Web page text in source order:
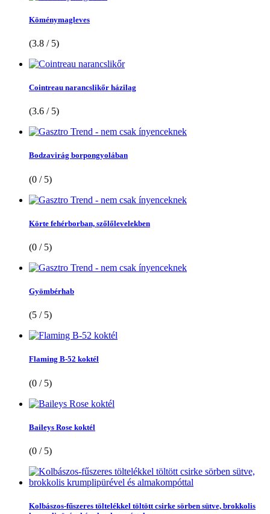
Köménymagleves
(3.8 / 5)
Cointreau narancslikőr házilag
(3.6 / 5)
Bodzavirág borpongyolában
(0 / 5)
Körte fehérborban, szőlőlevelekben
(0 / 5)
Gyömbérhab
(5 / 5)
Flaming B-52 koktél
(0 / 5)
Baileys Rose koktél
(0 / 5)
Kolbászos-fűszeres töltelékkel töltött csirke sörben sütve, brokkolis